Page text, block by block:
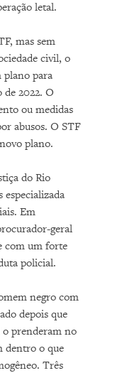
letal.
mas sem
civil, o
plano para
2022. O
ou medidas
abusos. O STF
plano.
do Rio
Em
geral
com um forte
policial.
negro com
depois que
o prenderam no
dentro o que
Três